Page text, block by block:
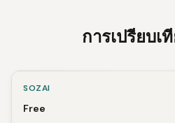
การเปรียบเ
SOZAI
Free